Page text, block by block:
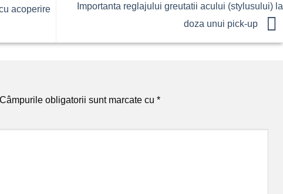
acoperire
Importanta reglajului greutatii acului (stylusului) la
doza unui pick-up
Câmpurile obligatorii sunt marcate cu *